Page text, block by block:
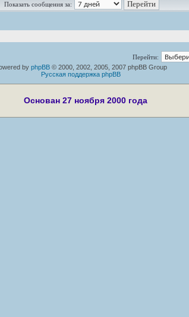
Показать сообщения за:
Перейти:
by phpBB © 2000, 2002, 2005, 2007 phpBB Group
Русская поддержка phpBB
Основан 27 ноября 2000 года